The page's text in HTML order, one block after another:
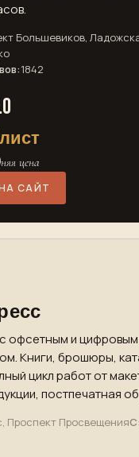
Большевиков,
1842
цена
САЙТ
офсетным и цифровым
Книги, брошюры,
цикл работ от
постпечатная
Проспект ПросвещенияС: